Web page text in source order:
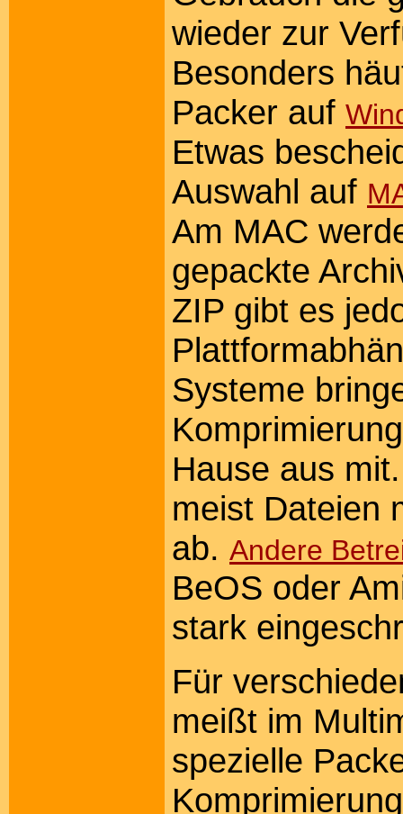
wieder zur
Besonders
Packer auf
Etwas
Auswahl auf
Am MAC
gepackte
ZIP gibt es
Systeme
Hause aus
meist Dateien
ab. Andere
BeOS oder
stark
Für
meißt im
spezielle